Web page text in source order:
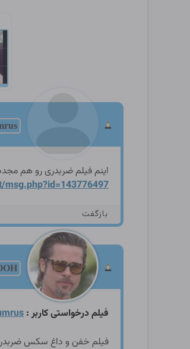
اینم فیلم ضربدری رو هم
msg.php?id=143776497
بازگفت
فیلم درخواستی کاربر :
فیلم خفن و داغ سکس